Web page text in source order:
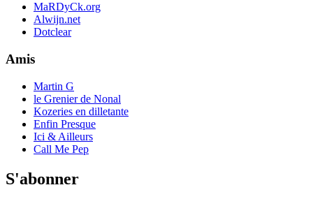
MaRDyCk.org
Alwijn.net
Dotclear
Amis
Martin G
le Grenier de Nonal
Kozeries en dilletante
Enfin Presque
Ici & Ailleurs
Call Me Pep
S'abonner